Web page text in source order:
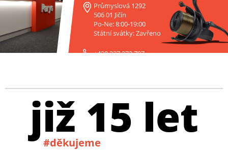
Průmyslová 1292
506 01 Jičín
Po-Ne: 8:00-19:00
Státní svátky: Zavřeno
+420 227 272 797
již 15 let
#děkujeme